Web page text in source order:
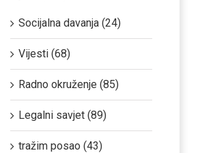
Socijalna davanja (24)
Vijesti (68)
Radno okruženje (85)
Legalni savjet (89)
tražim posao (43)